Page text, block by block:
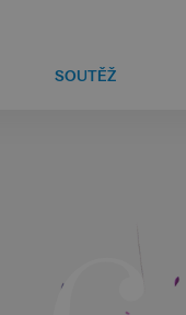
SOUTĚŽ